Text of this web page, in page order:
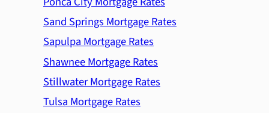
Sand Springs Mortgage Rates
Sapulpa Mortgage Rates
Shawnee Mortgage Rates
Stillwater Mortgage Rates
Tulsa Mortgage Rates